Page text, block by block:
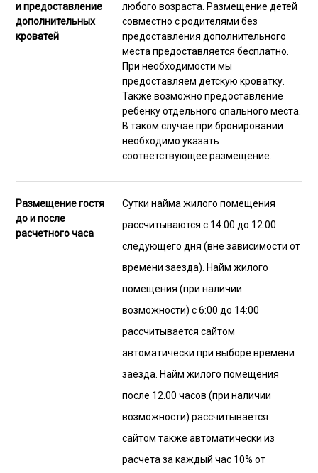
и предоставление
дополнительных
кроватей
любого возраста. Размещение детей
совместно с родителями без
предоставления дополнительного
места предоставляется бесплатно.
При необходимости мы
предоставляем детскую кроватку.
Также возможно предоставление
ребенку отдельного спального места.
В таком случае при бронировании
необходимо указать
соответствующее размещение.
Размещение гостя
до и после
расчетного часа
Сутки найма жилого помещения
рассчитываются с 14:00 до 12:00
следующего дня (вне зависимости от
времени заезда). Найм жилого
помещения (при наличии
возможности) с 6:00 до 14:00
рассчитывается сайтом
автоматически при выборе времени
заезда. Найм жилого помещения
после 12.00 часов (при наличии
возможности) рассчитывается
сайтом также автоматически из
расчета за каждый час 10% от